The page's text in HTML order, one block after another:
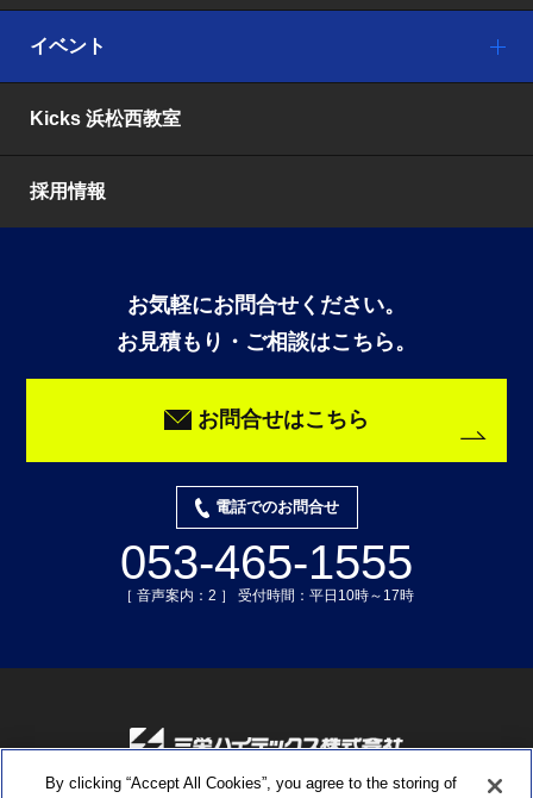
イベント
Kicks 浜松西教室
採用情報
お気軽にお問合せください。
お見積もり・ご相談はこちら。
お問合せはこちら
電話でのお問合せ
053-465-1555
［ 音声案内：2 ］ 受付時間：平日10時～17時
〒435-0015 静岡県浜松市中央区子安町311-3
By clicking “Accept All Cookies”, you agree to the storing of